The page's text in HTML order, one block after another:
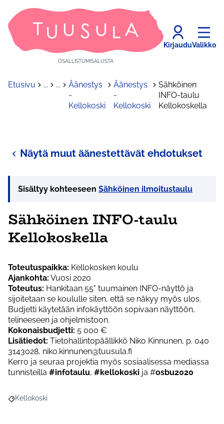
OSALLISTUMISALUSTA
KirjauduValikko
Etusivu ... ...
Äänestys
-
Kellokoski
Äänestys
-
Kellokoski
Sähköinen
INFO-taulu
Kellokoskella
Näytä muut äänestettävät ehdotukset
Sisältyy kohteeseen Sähköinen ilmoitustaulu
Sähköinen INFO-taulu
Kellokoskella
Toteutuspaikka: Kellokosken koulu
Ajankohta: Vuosi 2020
Toteutus: Hankitaan 55" tuumainen INFO-näyttö ja
sijoitetaan se koululle siten, että se näkyy myös ulos.
Budjetti käytetään infokäyttöön sopivaan näyttöön,
telineeseen ja ohjelmistoon.
Kokonaisbudjetti: 5 000 €
Lisätiedot: Tietohallintopäällikkö Niko Kinnunen, p. 040
3143028, niko.kinnunen@tuusula.fi
Kerro ja seuraa projektia myös sosiaalisessa mediassa
tunnisteilla #infotaulu, #kellokoski ja #osbu2020
Rajaa tulokset aihepiirin mukaan: Kellokoski
Kellokoski